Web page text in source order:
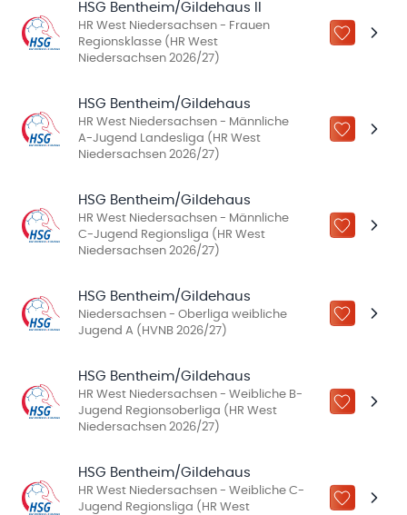
HSG Bentheim/Gildehaus II
HR West Niedersachsen - Frauen
Regionsklasse (HR West
Niedersachsen 2026/27)
ZU „MEINE
HSG Bentheim/Gildehaus
HR West Niedersachsen - Männliche
A-Jugend Landesliga (HR West
Niedersachsen 2026/27)
ZU „MEINE
HSG Bentheim/Gildehaus
HR West Niedersachsen - Männliche
C-Jugend Regionsliga (HR West
Niedersachsen 2026/27)
ZU „MEINE
HSG Bentheim/Gildehaus
Niedersachsen - Oberliga weibliche
Jugend A (HVNB 2026/27)
ZU „MEINE
HSG Bentheim/Gildehaus
HR West Niedersachsen - Weibliche B-
Jugend Regionsoberliga (HR West
Niedersachsen 2026/27)
ZU „MEINE
HSG Bentheim/Gildehaus
HR West Niedersachsen - Weibliche C-
Jugend Regionsliga (HR West
ZU „MEINE